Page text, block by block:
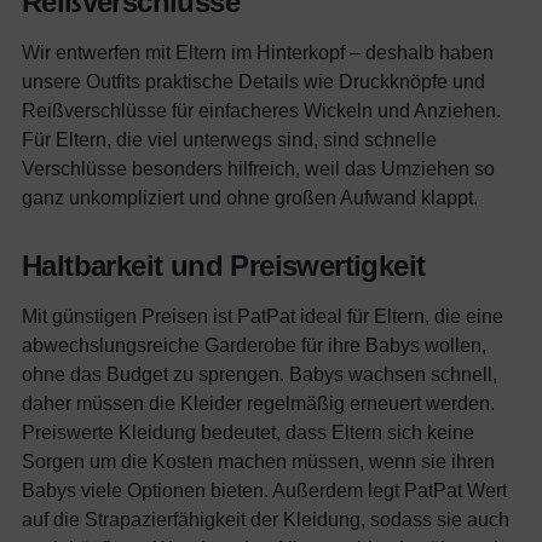
Wir entwerfen mit Eltern im Hinterkopf – deshalb haben
unsere Outfits praktische Details wie Druckknöpfe und
Reißverschlüsse für einfacheres Wickeln und Anziehen.
Für Eltern, die viel unterwegs sind, sind schnelle
Verschlüsse besonders hilfreich, weil das Umziehen so
ganz unkompliziert und ohne großen Aufwand klappt.
Haltbarkeit und Preiswertigkeit
Mit günstigen Preisen ist PatPat ideal für Eltern, die eine
abwechslungsreiche Garderobe für ihre Babys wollen,
ohne das Budget zu sprengen. Babys wachsen schnell,
daher müssen die Kleider regelmäßig erneuert werden.
Preiswerte Kleidung bedeutet, dass Eltern sich keine
Sorgen um die Kosten machen müssen, wenn sie ihren
Babys viele Optionen bieten. Außerdem legt PatPat Wert
auf die Strapazierfähigkeit der Kleidung, sodass sie auch